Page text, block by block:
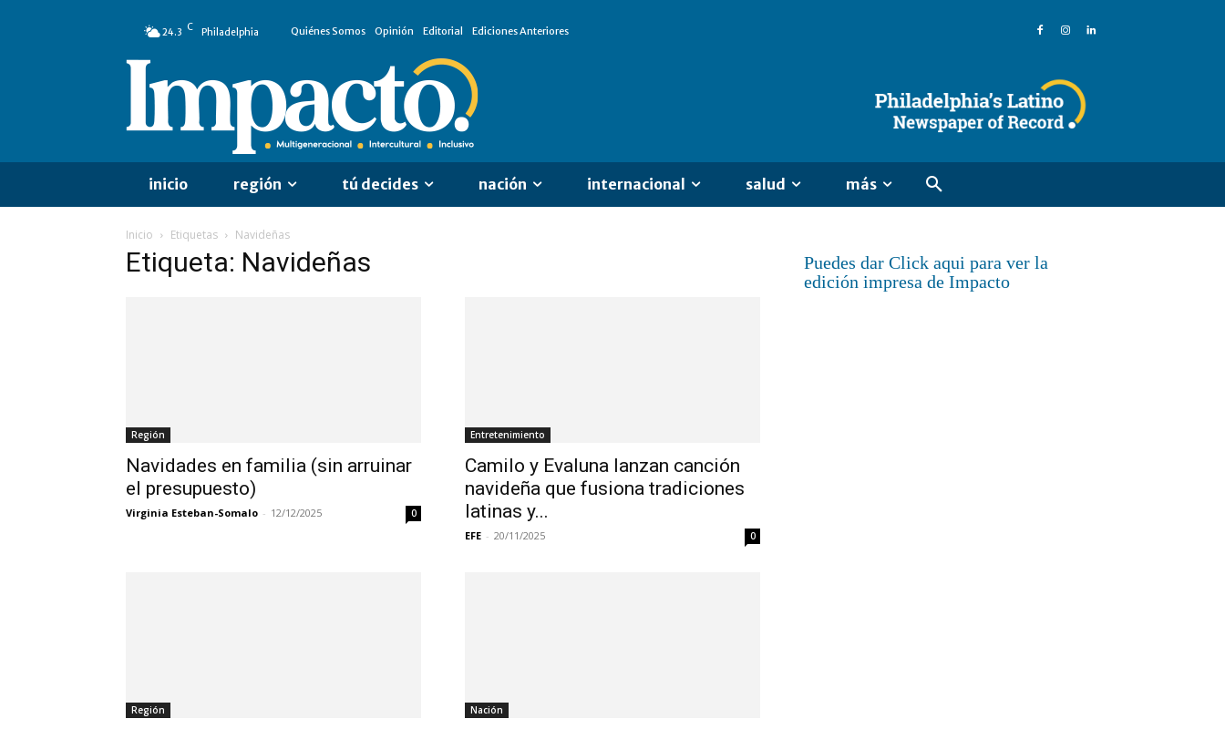
24.3 C Philadelphia Quiénes Somos Opinión Editorial Ediciones Anteriores
inicio región tú decides nación internacional salud más
Inicio Etiquetas Navideñas
Etiqueta: Navideñas
Región
Navidades en familia (sin arruinar
el presupuesto)
Virginia Esteban-Somalo - 12/12/2025 0
Entretenimiento
Camilo y Evaluna lanzan canción
navideña que fusiona tradiciones
latinas y...
EFE - 20/11/2025 0
Región Nación
Puedes dar Click aqui para ver la
edición impresa de Impacto